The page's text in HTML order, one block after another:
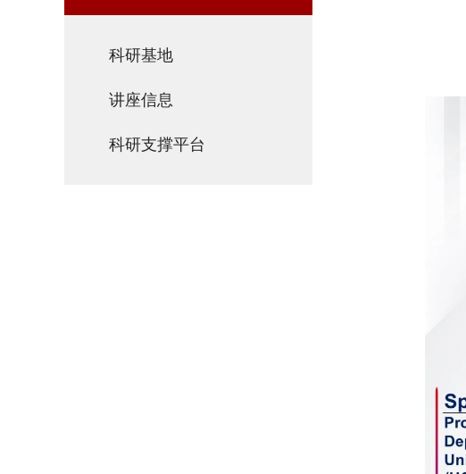
科研基地
讲座信息
科研支撑平台